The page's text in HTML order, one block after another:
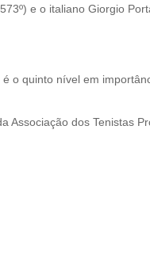
e o italiano Giorgio
o quinto nível em
Associação dos Tenistas